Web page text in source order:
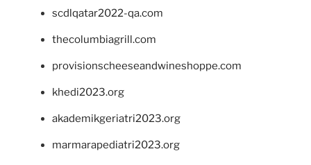
scdlqatar2022-qa.com
thecolumbiagrill.com
provisionscheeseandwineshoppe.com
khedi2023.org
akademikgeriatri2023.org
marmarapediatri2023.org